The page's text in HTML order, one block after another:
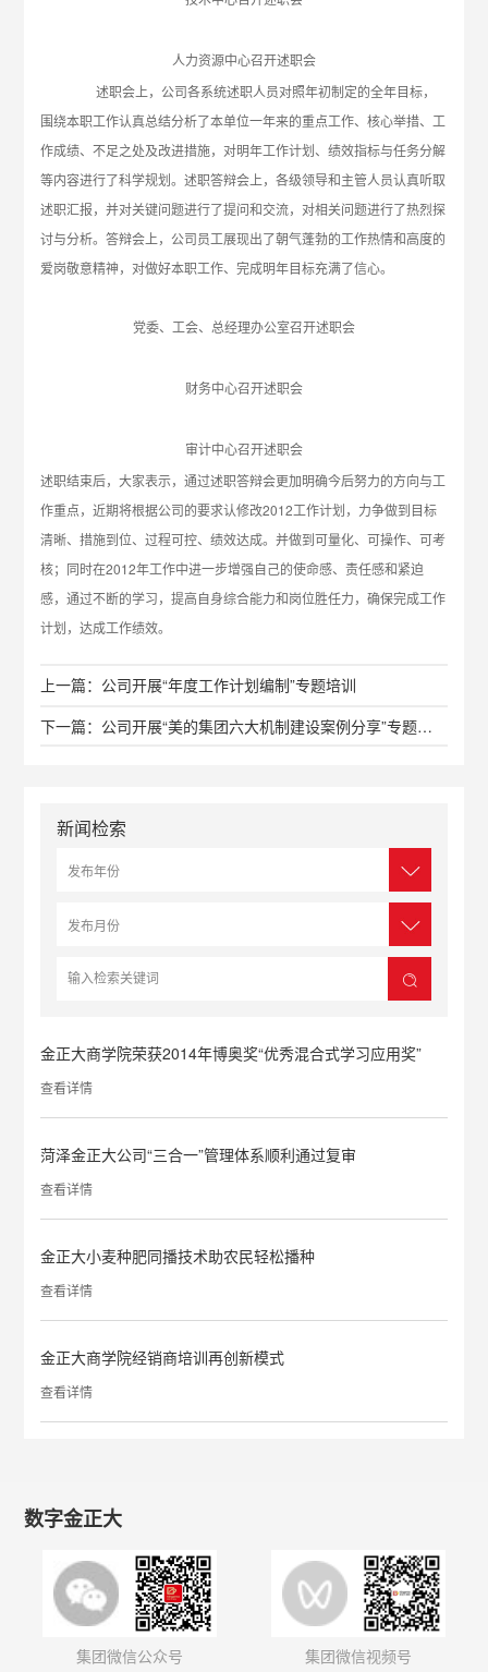
人力资源中心召开述职会
述职会上，公司各系统述职人员对照年初制定的全年目标，
围绕本职工作认真总结分析了本单位一年来的重点工作、核心举措、工
作成绩、不足之处及改进措施，对明年工作计划、绩效指标与任务分解
等内容进行了科学规划。述职答辩会上，各级领导和主管人员认真听取
述职汇报，并对关键问题进行了提问和交流，对相关问题进行了热烈探
讨与分析。答辩会上，公司员工展现出了朝气蓬勃的工作热情和高度的
爱岗敬意精神，对做好本职工作、完成明年目标充满了信心。
党委、工会、总经理办公室召开述职会
财务中心召开述职会
审计中心召开述职会
述职结束后，大家表示，通过述职答辩会更加明确今后努力的方向与工
作重点，近期将根据公司的要求认修改2012工作计划，力争做到目标
清晰、措施到位、过程可控、绩效达成。并做到可量化、可操作、可考
核；同时在2012年工作中进一步增强自己的使命感、责任感和紧迫
感，通过不断的学习，提高自身综合能力和岗位胜任力，确保完成工作
计划，达成工作绩效。
上一篇：公司开展“年度工作计划编制”专题培训
下一篇：公司开展“美的集团六大机制建设案例分享”专题培训会
新闻检索
金正大商学院荣获2014年博奥奖“优秀混合式学习应用奖”
查看详情
菏泽金正大公司“三合一”管理体系顺利通过复审
查看详情
金正大小麦种肥同播技术助农民轻松播种
查看详情
金正大商学院经销商培训再创新模式
查看详情
数字金正大
集团微信公众号 集团微信视频号